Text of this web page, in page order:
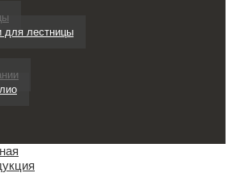
для лестницы